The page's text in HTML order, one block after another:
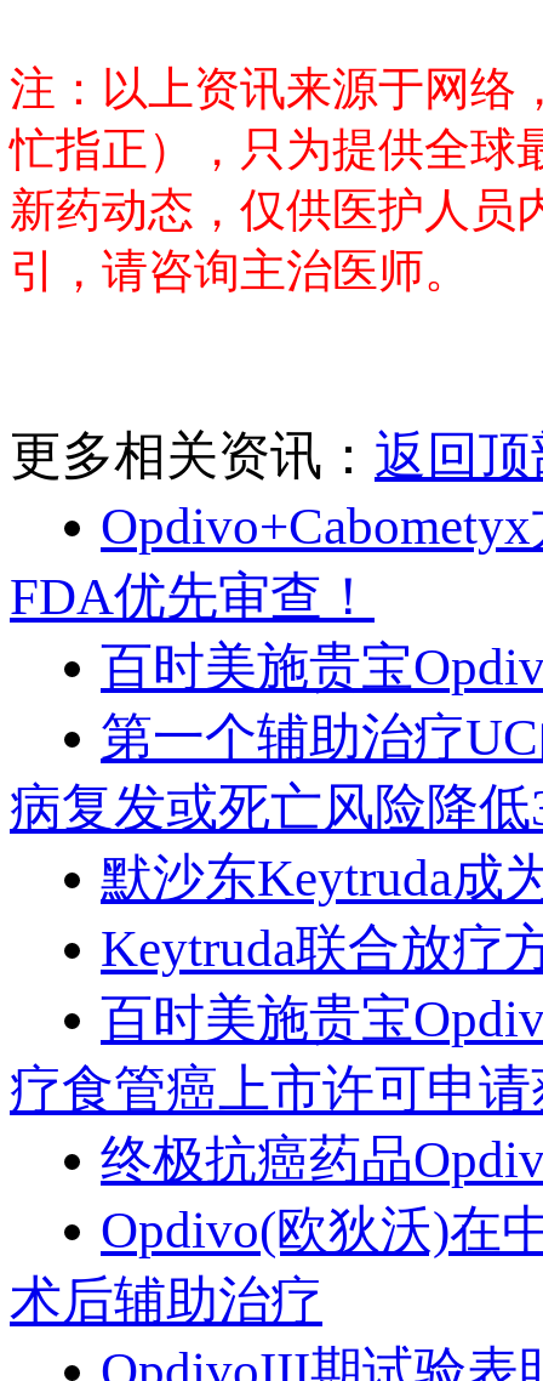
注：以上资讯来源于网络
忙指正），只为提供全球
新药动态，仅供医护人员
引，请咨询主治医师。
更多相关资讯： 返回顶
FDA优先审查！
百时美施贵宝
第一个辅助治疗
病复发或死亡风险降低
默沙东Keytruda成
Keytruda联合放疗
百时美施贵宝
疗食管癌上市许可申
终极抗癌药品
Opdivo(欧狄沃)在
术后辅助治疗